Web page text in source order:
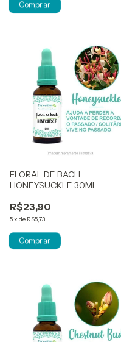
FLORAL DE BACH
HONEYSUCKLE 30ML
R$23,90
5x de R$5,73